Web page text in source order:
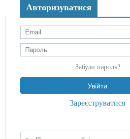
Авторизуватися
Забули пароль?
Зареєструватися